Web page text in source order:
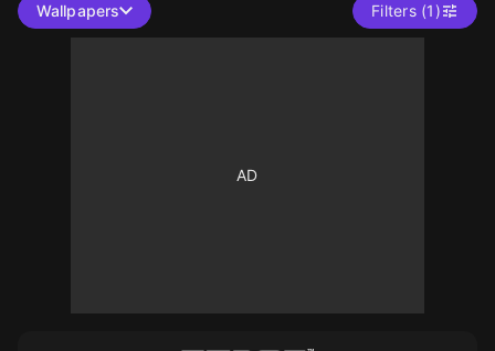
Wallpapers Filters (1)